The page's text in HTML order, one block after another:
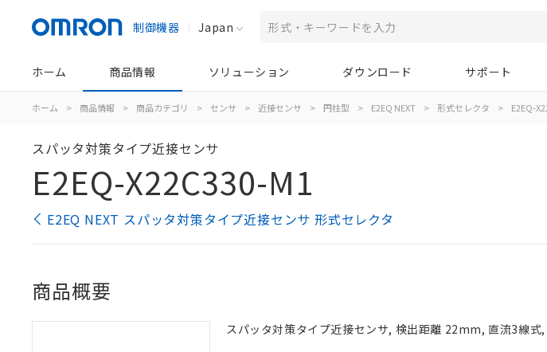
制御機器 Japan
ホーム 商品情報 ソリューション ダウンロード サポート
ホーム > 商品情報 > 商品カテゴリ > センサ > 近接センサ > 円柱型 > E2EQ NEXT > 形式セレクタ > E2EQ-
スパッタ対策タイプ近接センサ
E2EQ-X22C330-M1
E2EQ NEXT スパッタ対策タイプ近接センサ 形式セレクタ
商品概要
スパッタ対策タイプ近接センサ, 検出距離 22mm, 直流3線式